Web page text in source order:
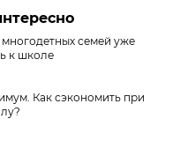
семей уже
к школе
Как сэкономить при